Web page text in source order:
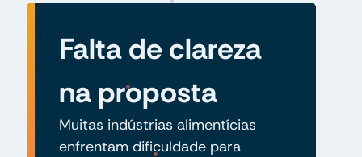
Falta de clareza
na proposta
Muitas indústrias alimentícias
enfrentam dificuldade para